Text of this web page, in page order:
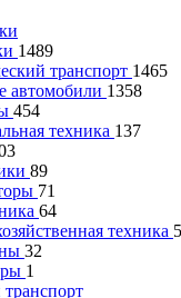
1489
транспорт 1465
автомобили 1358
454
техника 137
89
71
64
техника
32
1